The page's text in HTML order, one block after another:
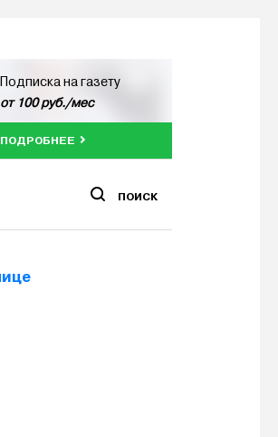
Подписка на газету
от 100 руб./мес
ПОДРОБНЕЕ
ПОИСК